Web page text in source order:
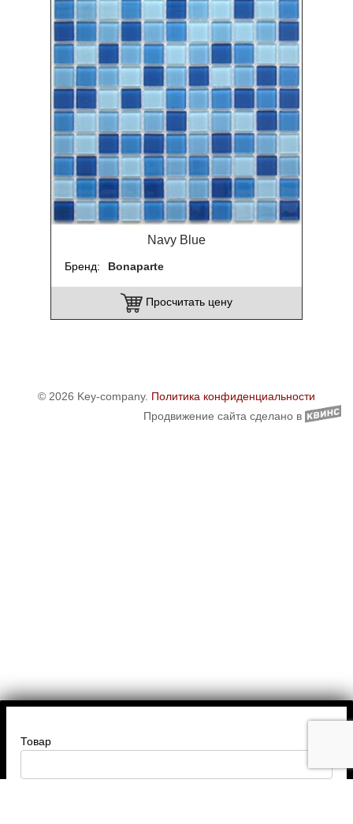
Navy Blue
Бренд Bonaparte
Просчитать цену
© 2026 Key-company. Политика конфиденциальности
Продвижение сайта сделано в
Товар